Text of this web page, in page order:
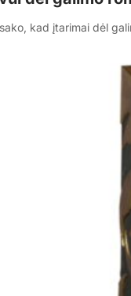
kad įtarimai dėl